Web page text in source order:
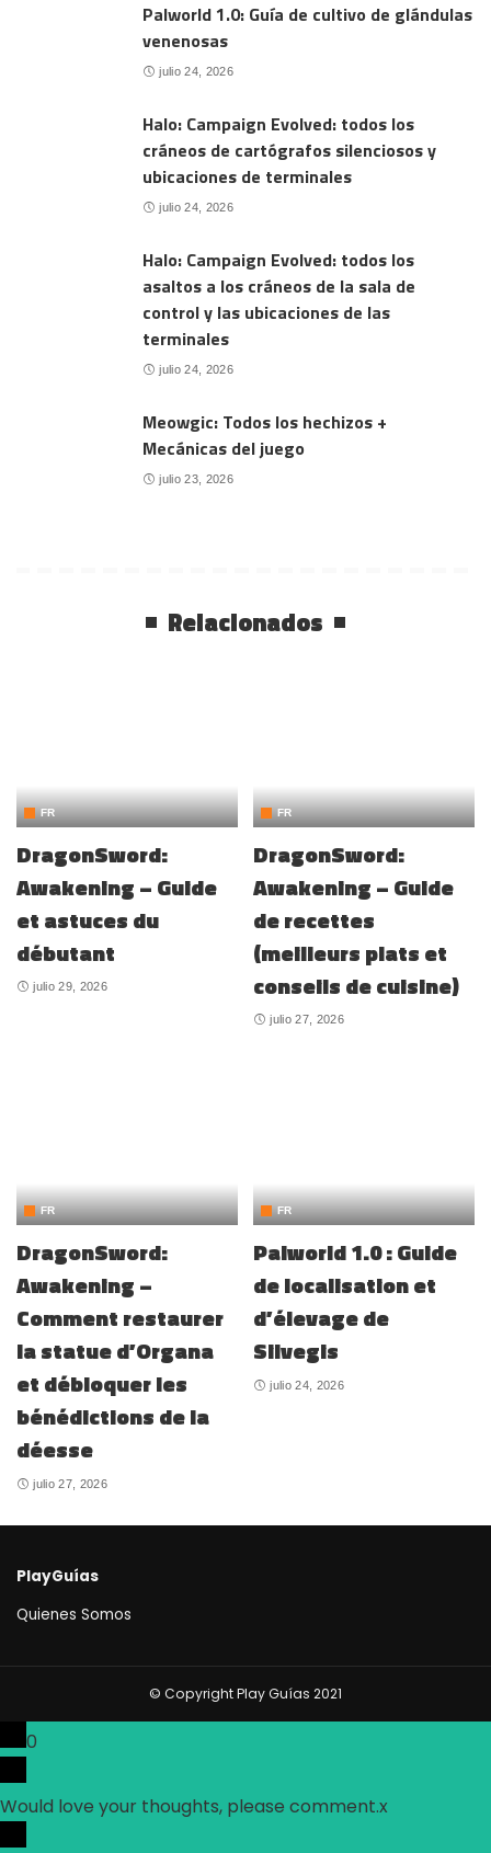
Palworld 1.0: Guía de cultivo de glándulas
venenosas
julio 24, 2026
Halo: Campaign Evolved: todos los
cráneos de cartógrafos silenciosos y
ubicaciones de terminales
julio 24, 2026
Halo: Campaign Evolved: todos los
asaltos a los cráneos de la sala de
control y las ubicaciones de las
terminales
julio 24, 2026
Meowgic: Todos los hechizos +
Mecánicas del juego
julio 23, 2026
Relacionados
FR
DragonSword:
Awakening – Guide
et astuces du
débutant
julio 29, 2026
FR
DragonSword:
Awakening – Guide
de recettes
(meilleurs plats et
conseils de cuisine)
julio 27, 2026
FR
DragonSword:
Awakening –
Comment restaurer
la statue d’Organa
et débloquer les
bénédictions de la
déesse
julio 27, 2026
FR
Palworld 1.0 : Guide
de localisation et
d’élevage de
Silvegis
julio 24, 2026
PlayGuías
Quienes Somos
© Copyright Play Guías 2021
0
Would love your thoughts, please comment.x